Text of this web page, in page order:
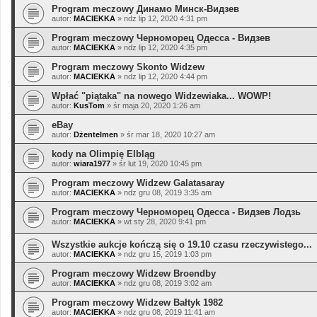
Program meczowy Динамо Минск-Видзев
autor: MACIEKKA » ndz lip 12, 2020 4:31 pm
Program meczowy Черноморец Одесса - Видзев
autor: MACIEKKA » ndz lip 12, 2020 4:35 pm
Program meczowy Skonto Widzew
autor: MACIEKKA » ndz lip 12, 2020 4:44 pm
Wpłać "piątaka" na nowego Widzewiaka... WOWP!
autor: KusTom » śr maja 20, 2020 1:26 am
eBay
autor: Dżentelmen » śr mar 18, 2020 10:27 am
kody na Olimpię Elbląg
autor: wiara1977 » śr lut 19, 2020 10:45 pm
Program meczowy Widzew Galatasaray
autor: MACIEKKA » ndz gru 08, 2019 3:35 am
Program meczowy Черноморец Одесса - Видзев Лодзь
autor: MACIEKKA » wt sty 28, 2020 9:41 pm
Wszystkie aukcje kończą się o 19.10 czasu rzeczywistego...
autor: MACIEKKA » ndz gru 15, 2019 1:03 pm
Program meczowy Widzew Broendby
autor: MACIEKKA » ndz gru 08, 2019 3:02 am
Program meczowy Widzew Bałtyk 1982
autor: MACIEKKA » ndz gru 08, 2019 11:41 am